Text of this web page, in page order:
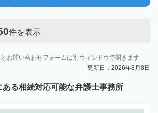
件を表示
お問い合わせフォームは別ウィンドウで開きます
更新日：2026年8月8日
ある相続対応可能な弁護士事務所